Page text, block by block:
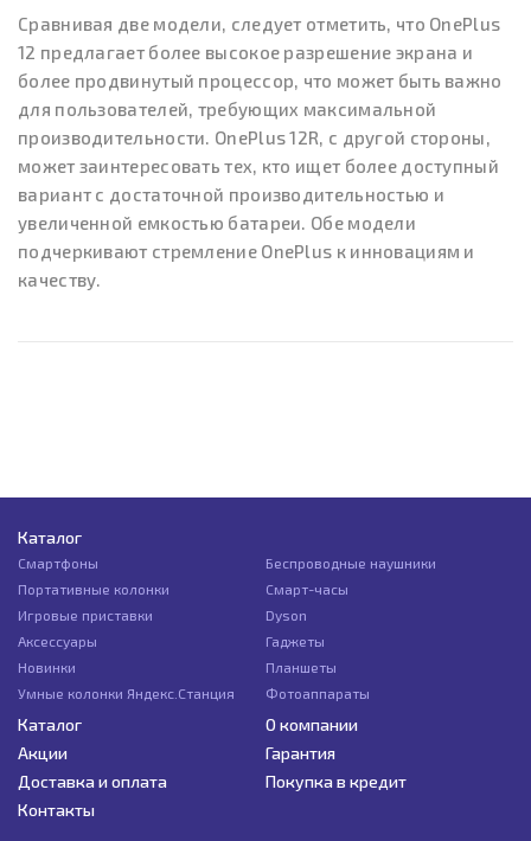
Сравнивая две модели, следует отметить, что OnePlus
12 предлагает более высокое разрешение экрана и
более продвинутый процессор, что может быть важно
для пользователей, требующих максимальной
производительности. OnePlus 12R, с другой стороны,
может заинтересовать тех, кто ищет более доступный
вариант с достаточной производительностью и
увеличенной емкостью батареи. Обе модели
подчеркивают стремление OnePlus к инновациям и
качеству.
Каталог
Смартфоны
Беспроводные наушники
Портативные колонки
Смарт-часы
Игровые приставки
Dyson
Аксессуары
Гаджеты
Новинки
Планшеты
Умные колонки Яндекс.Станция
Фотоаппараты
Каталог
О компании
Акции
Гарантия
Доставка и оплата
Покупка в кредит
Контакты